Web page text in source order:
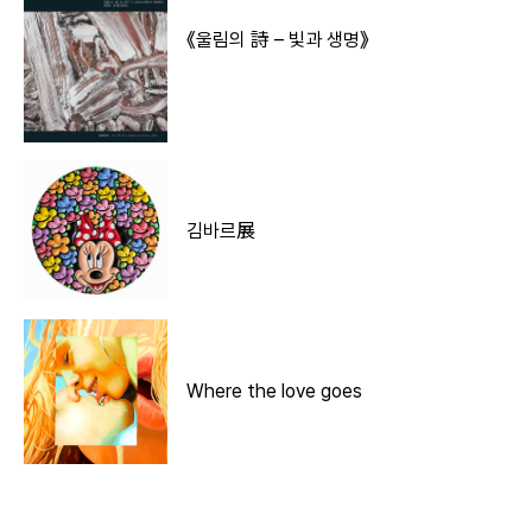
《울림의 詩 – 빛과 생명》
김바르展
Where the love goes